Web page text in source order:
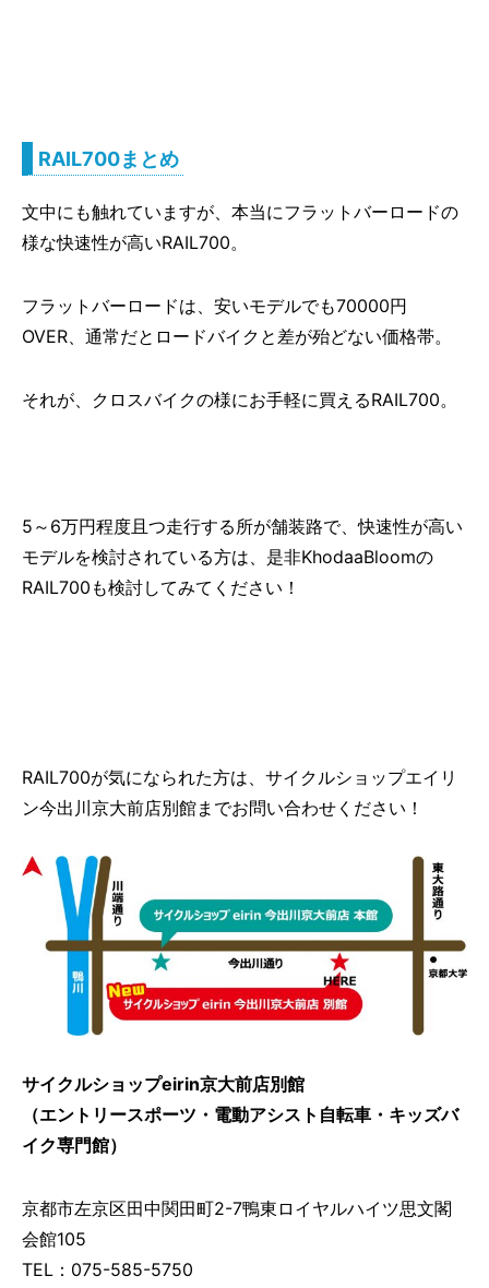
RAIL700まとめ
文中にも触れていますが、本当にフラットバーロードの
様な快速性が高いRAIL700。
フラットバーロードは、安いモデルでも70000円
OVER、通常だとロードバイクと差が殆どない価格帯。
それが、クロスバイクの様にお手軽に買えるRAIL700。
5～6万円程度且つ走行する所が舗装路で、快速性が高い
モデルを検討されている方は、是非KhodaaBloomの
RAIL700も検討してみてください！
RAIL700が気になられた方は、サイクルショップエイリ
ン今出川京大前店別館までお問い合わせください！
サイクルショップeirin京大前店別館
（エントリースポーツ・電動アシスト自転車・キッズバ
イク専門館）
京都市左京区田中関田町2-7鴨東ロイヤルハイツ思文閣
会館105
TEL：075-585-5750